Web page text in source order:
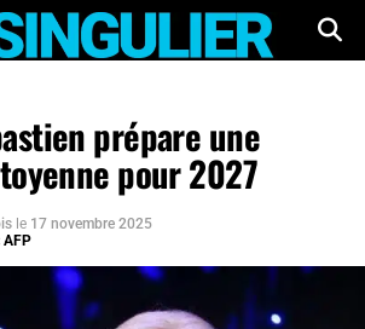
prépare une
pour 2027
le 17 novembre 2025
AFP